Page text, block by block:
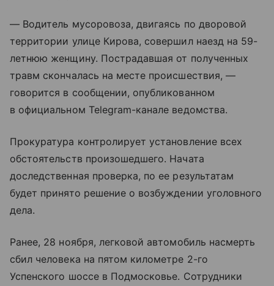
— Водитель мусоровоза, двигаясь по дворовой
территории улице Кирова, совершил наезд на 59-
летнюю женщину. Пострадавшая от полученных
травм скончалась на месте происшествия, —
говорится в сообщении, опубликованном
в официальном Telegram-канале ведомства.
Прокуратура контролирует установление всех
обстоятельств произошедшего. Начата
доследственная проверка, по ее результатам
будет принято решение о возбуждении уголовного
дела.
Ранее, 28 ноября, легковой автомобиль насмерть
сбил человека на пятом километре 2-го
Успенского шоссе в Подмосковье. Сотрудники